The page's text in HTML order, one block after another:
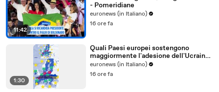
11:42
- Pomeridiane
euronews (in Italiano)
16 ore fa
1:30
Quali Paesi europei sostengono
maggiormente l'adesione dell'Ucraina
all'Ue?
euronews (in Italiano)
16 ore fa